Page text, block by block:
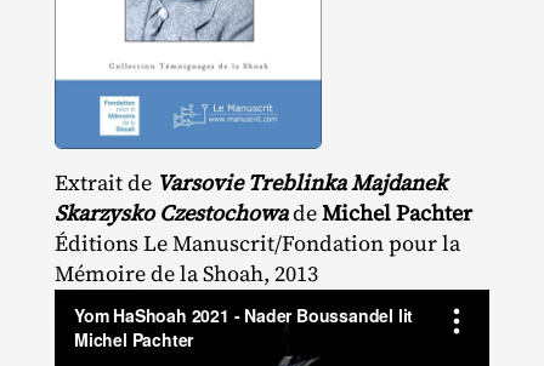
Extrait de Varsovie Treblinka Majdanek
Skarzysko CzestochowadeMichel Pachter
Éditions Le Manuscrit/​Fondation pour la
Mémoire de la Shoah, 2013